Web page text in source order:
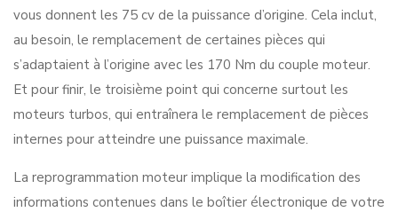
vous donnent les 75 cv de la puissance d’origine. Cela inclut,
au besoin, le remplacement de certaines pièces qui
s’adaptaient à l’origine avec les 170 Nm du couple moteur.
Et pour finir, le troisième point qui concerne surtout les
moteurs turbos, qui entraînera le remplacement de pièces
internes pour atteindre une puissance maximale.
La reprogrammation moteur implique la modification des
informations contenues dans le boîtier électronique de votre